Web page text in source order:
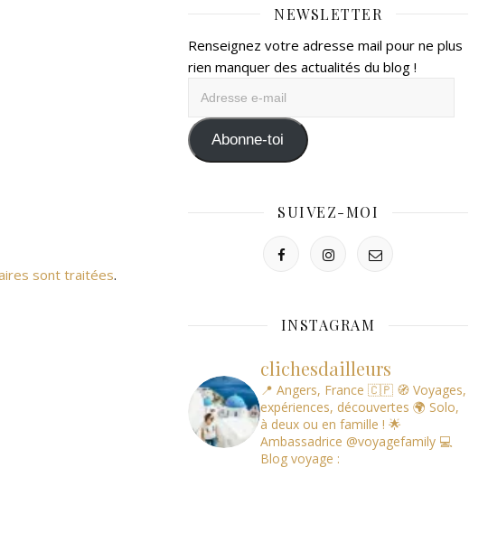
sont traitées.
NEWSLETTER
Renseignez votre adresse mail pour ne plus
rien manquer des actualités du blog !
mail Abonne-toi
SUIVEZ-MOI
INSTAGRAM
clichesdailleurs
📍 Angers, France 🇨🇵 🧭 Voyages,
expériences, découvertes 🌍 Solo,
à deux ou en famille ! 🌟
Ambassadrice @voyagefamily 💻
Blog voyage :